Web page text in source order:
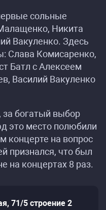
сольные
Никита
Вакуленко. Здесь
Слава Комисаренко,
Батл с Алексеем
Василий Вакуленко
богатый выбор
это место полюбили
концерте на вопрос
признался, что был
на концертах 8 раз.
71/5 строение 2